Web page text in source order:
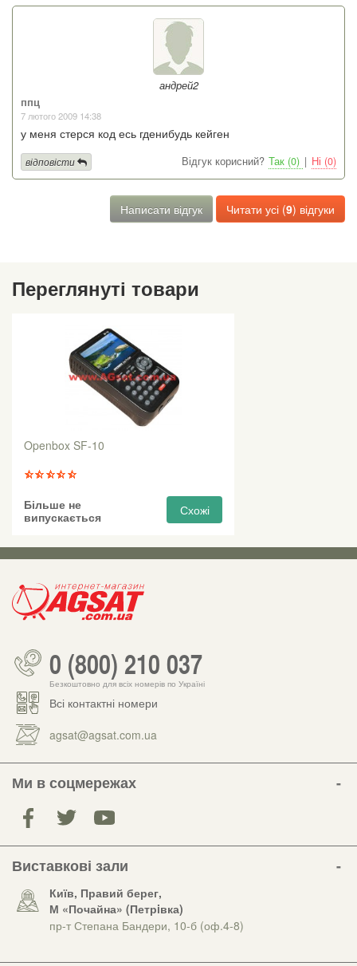
андрей2
ппц
7 лютого 2009 14:38
у меня стерся код есь гденибудь кейген
Відгук корисний? Так (0) | Ні (0)
відповісти
Написати відгук Читати усі (9) відгуки
Переглянуті товари
Openbox SF-10
Більше не
випускається
Схожі
0 (800) 210 037
Безкоштовно для всіх номерів по Україні
Всі контактні номери
agsat@agsat.com.ua
Ми в соцмережах
Виставкові зали
Київ, Правий берег,
М «Почайна» (Петрiвка)
пр-т Степана Бандери, 10-б (оф.4-8)